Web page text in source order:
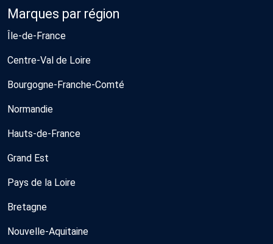
Marques par région
Île-de-France
Centre-Val de Loire
Bourgogne-Franche-Comté
Normandie
Hauts-de-France
Grand Est
Pays de la Loire
Bretagne
Nouvelle-Aquitaine